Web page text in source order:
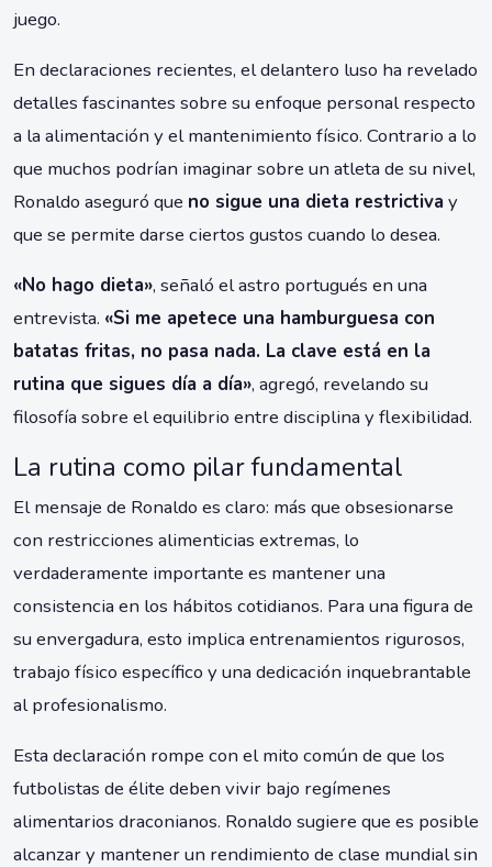
juego.
En declaraciones recientes, el delantero luso ha revelado
detalles fascinantes sobre su enfoque personal respecto
a la alimentación y el mantenimiento físico. Contrario a lo
que muchos podrían imaginar sobre un atleta de su nivel,
Ronaldo aseguró que no sigue una dieta restrictivay
que se permite darse ciertos gustos cuando lo desea.
«No hago dieta», señaló el astro portugués en una
entrevista. «Si me apetece una hamburguesa con
batatas fritas, no pasa nada. La clave está en la
rutina que sigues día a día», agregó, revelando su
filosofía sobre el equilibrio entre disciplina y flexibilidad.
La rutina como pilar fundamental
El mensaje de Ronaldo es claro: más que obsesionarse
con restricciones alimenticias extremas, lo
verdaderamente importante es mantener una
consistencia en los hábitos cotidianos. Para una figura de
su envergadura, esto implica entrenamientos rigurosos,
trabajo físico específico y una dedicación inquebrantable
al profesionalismo.
Esta declaración rompe con el mito común de que los
futbolistas de élite deben vivir bajo regímenes
alimentarios draconianos. Ronaldo sugiere que es posible
alcanzar y mantener un rendimiento de clase mundial sin